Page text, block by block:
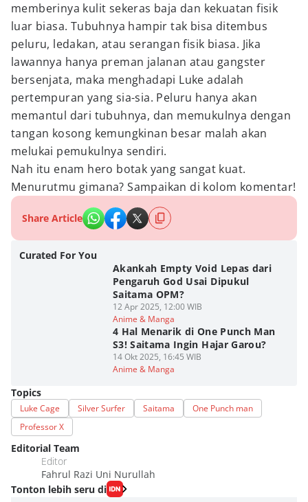
memberinya kulit sekeras baja dan kekuatan fisik
luar biasa. Tubuhnya hampir tak bisa ditembus
peluru, ledakan, atau serangan fisik biasa. Jika
lawannya hanya preman jalanan atau gangster
bersenjata, maka menghadapi Luke adalah
pertempuran yang sia-sia. Peluru hanya akan
memantul dari tubuhnya, dan memukulnya dengan
tangan kosong kemungkinan besar malah akan
melukai pemukulnya sendiri.
Nah itu enam hero botak yang sangat kuat.
Menurutmu gimana? Sampaikan di kolom komentar!
Share Article
Curated For You
Akankah Empty Void Lepas dari
Pengaruh God Usai Dipukul
Saitama OPM?
12 Apr 2025, 12:00 WIB
Anime & Manga
4 Hal Menarik di One Punch Man
S3! Saitama Ingin Hajar Garou?
14 Okt 2025, 16:45 WIB
Anime & Manga
Topics
Luke Cage Silver Surfer Saitama
One Punch man
Professor X
Editorial Team
Editor
Fahrul Razi Uni Nurullah
Tonton lebih seru di